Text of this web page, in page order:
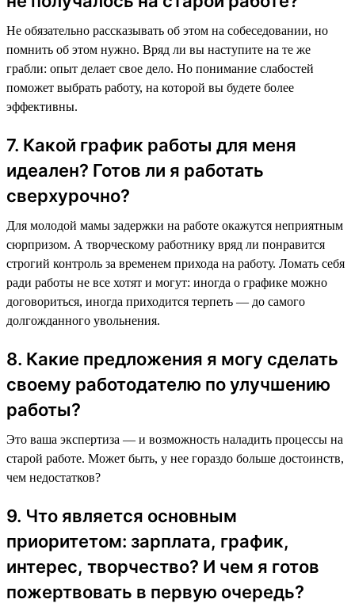
Не обязательно рассказывать об этом на собеседовании, но
помнить об этом нужно. Вряд ли вы наступите на те же
грабли: опыт делает свое дело. Но понимание слабостей
поможет выбрать работу, на которой вы будете более
эффективны.
7. Какой график работы для меня
идеален? Готов ли я работать
сверхурочно?
Для молодой мамы задержки на работе окажутся неприятным
сюрпризом. А творческому работнику вряд ли понравится
строгий контроль за временем прихода на работу. Ломать себя
ради работы не все хотят и могут: иногда о графике можно
договориться, иногда приходится терпеть — до самого
долгожданного увольнения.
8. Какие предложения я могу сделать
своему работодателю по улучшению
работы?
Это ваша экспертиза — и возможность наладить процессы на
старой работе. Может быть, у нее гораздо больше достоинств,
чем недостатков?
9. Что является основным
приоритетом: зарплата, график,
интерес, творчество? И чем я готов
пожертвовать в первую очередь?